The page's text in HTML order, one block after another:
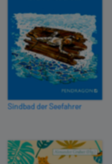
Sindbad der Seefahrer